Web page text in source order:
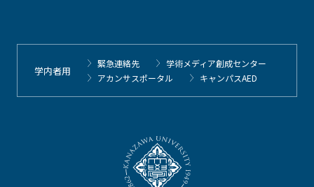
学内者用
緊急連絡先
学術メディア創成センター
アカンサスポータル
キャンパスAED